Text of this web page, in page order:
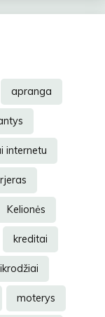
apranga
internetu
Kelionės
kreditai
moterys